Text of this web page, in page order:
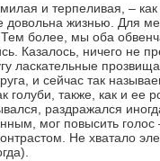
и терпеливая, – как
довольна жизнью. Для
более, мы оба
Казалось, ничего не
ласкательные
и сейчас так
голуби, также, как и ее
раздражался
мог повысить голос
Не хватало